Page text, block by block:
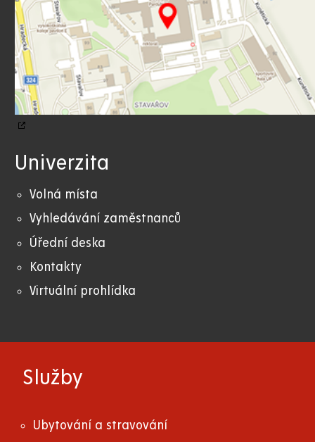
Univerzita
Volná místa
Vyhledávání zaměstnanců
Úřední deska
Kontakty
Virtuální prohlídka
Služby
Ubytování a stravování